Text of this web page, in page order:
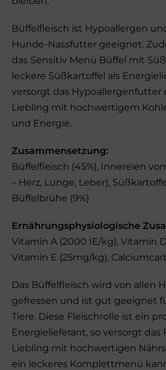
Büffelfleisch ist Hypoallergen
Hunde-Nassfutter geeignet.
das Sensitiv Menü Büffel mit
leckere Süßkartoffel als
versorgt das Hypoallergenfutter
Liebling mit hochwertigem
und Energie.
Zusammensetzung:
Büffelfleisch (45%), Innereien
– Herz, Lunge, Leber),
Büffelbrühe (9%)
Ernährungsphysiologische
Vitamin A (2000 IE/kg), Vitamin
Vitamin E (25mg/kg),
Das Büffelfleisch wird von allen
gefressen und ist gut geeignet
Tiere. Diese Fleischrolle ist ein
Energielieferant, so versorgt das
Liebling mit hochwertigen
ein leckeres Komplettmenü